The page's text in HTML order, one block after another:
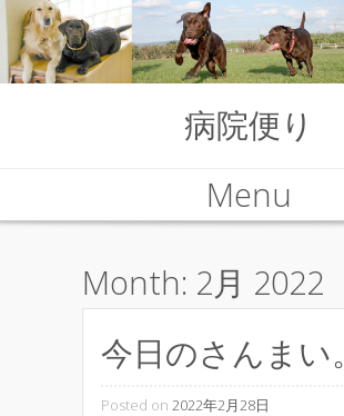
病院便り
Menu
Month: 2月 2022
今日のさんまい。
Posted on 2022年2月28日